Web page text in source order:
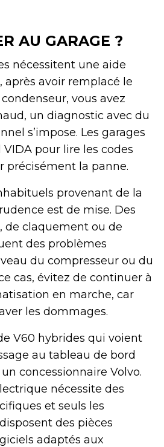
AU GARAGE ?
nécessitent une aide
après avoir remplacé le
vous avez
un diagnostic avec du
s’impose. Les garages
pour lire les codes
précisément la panne.
provenant de la
est de mise. Des
de claquement ou de
des problèmes
du compresseur ou du
cas, évitez de continuer à
en marche, car
les dommages.
V60 hybrides qui voient
au tableau de bord
concessionnaire Volvo.
nécessite des
et seuls les
des pièces
adaptés aux